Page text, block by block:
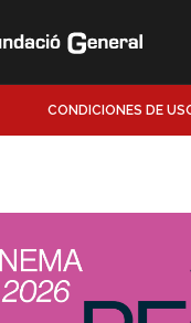
CONDICIONES DE